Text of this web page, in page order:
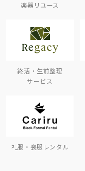
楽器リユース
終活・生前整理
サービス
礼服・喪服レンタル